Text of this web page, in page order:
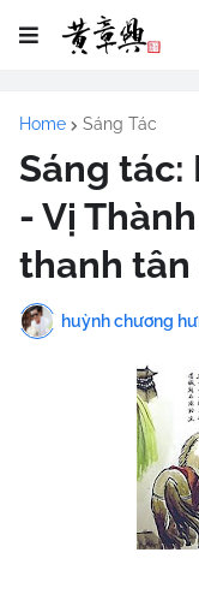
Home Sáng Tác
Sáng tác:
- Vị
thanh tân
huỳnh chương